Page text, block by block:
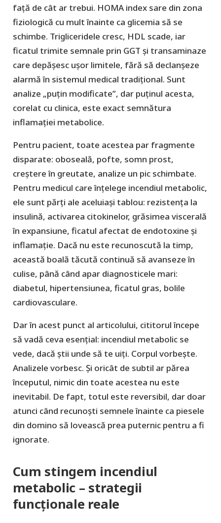
față de cât ar trebui. HOMA index sare din zona
fiziologică cu mult înainte ca glicemia să se
schimbe. Trigliceridele cresc, HDL scade, iar
ficatul trimite semnale prin GGT și transaminaze
care depășesc ușor limitele, fără să declanșeze
alarmă în sistemul medical tradițional. Sunt
analize „puțin modificate”, dar puținul acesta,
corelat cu clinica, este exact semnătura
inflamației metabolice.
Pentru pacient, toate acestea par fragmente
disparate: oboseală, pofte, somn prost,
creștere în greutate, analize un pic schimbate.
Pentru medicul care înțelege incendiul metabolic,
ele sunt părți ale aceluiași tablou: rezistența la
insulină, activarea citokinelor, grăsimea viscerală
în expansiune, ficatul afectat de endotoxine și
inflamație. Dacă nu este recunoscută la timp,
această boală tăcută continuă să avanseze în
culise, până când apar diagnosticele mari:
diabetul, hipertensiunea, ficatul gras, bolile
cardiovasculare.
Dar în acest punct al articolului, cititorul începe
să vadă ceva esențial: incendiul metabolic se
vede, dacă știi unde să te uiți. Corpul vorbește.
Analizele vorbesc. Și oricât de subtil ar părea
începutul, nimic din toate acestea nu este
inevitabil. De fapt, totul este reversibil, dar doar
atunci când recunoști semnele înainte ca piesele
din domino să lovească prea puternic pentru a fi
ignorate.
Cum stingem incendiul
metabolic – strategii
funcționale reale